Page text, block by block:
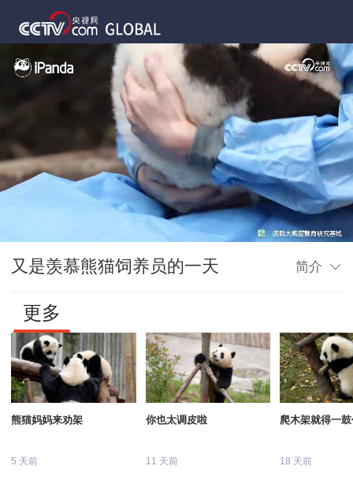
又是羡慕熊猫饲养员的一天 简介
更多
熊猫妈妈来劝架
5 天前
你也太调皮啦
11 天前
爬木架就得一
18 天前